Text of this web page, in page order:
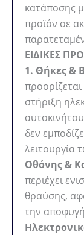
κατάποσης
προϊόν σε
ΕΙΔΙΚΕΣ
1. Θήκες &
στήριξη
δεν
λειτουργία
Οθόνης &
περιέχει
θραύσης,
την